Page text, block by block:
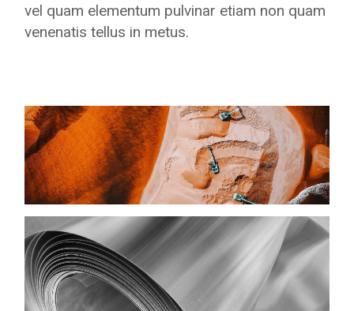
vel quam elementum pulvinar etiam non quam
venenatis tellus in metus.